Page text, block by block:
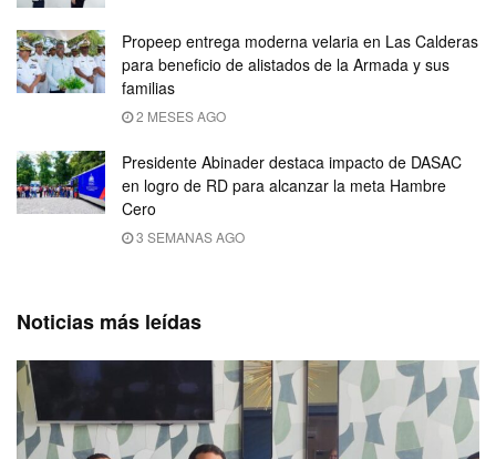
Propeep entrega moderna velaria en Las Calderas
para beneficio de alistados de la Armada y sus
familias
2 MESES AGO
Presidente Abinader destaca impacto de DASAC
en logro de RD para alcanzar la meta Hambre
Cero
3 SEMANAS AGO
Noticias más leídas